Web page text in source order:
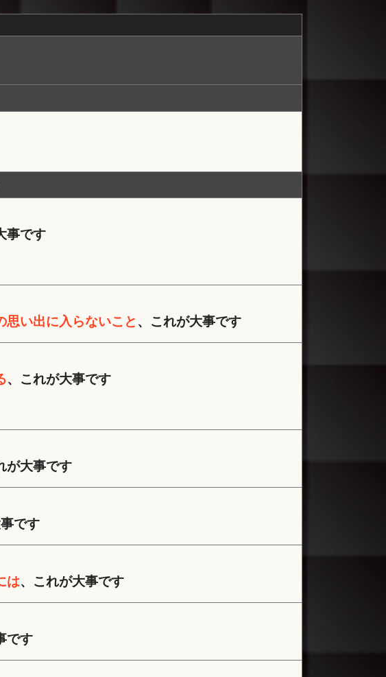
事です
思い出に入らないこと 、これが大事です
、これが大事です
が大事です
です
は、これが大事です
です